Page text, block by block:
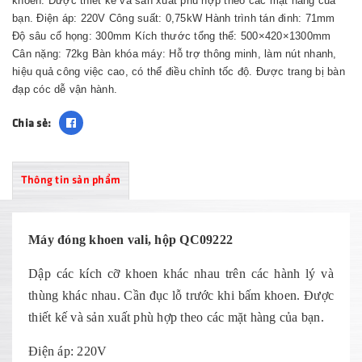
bạn. Điện áp: 220V Công suất: 0,75kW Hành trình tán đinh: 71mm
Độ sâu cổ họng: 300mm Kích thước tổng thể: 500×420×1300mm
Cân nặng: 72kg Bàn khóa máy: Hỗ trợ thông minh, làm nút nhanh,
hiệu quả công việc cao, có thể điều chỉnh tốc độ. Được trang bị bàn
đạp cóc dễ vận hành.
Chia sẻ:
Thông tin sản phẩm
Máy đóng khoen vali, hộp QC09222
Dập các kích cỡ khoen khác nhau trên các hành lý và
thùng khác nhau. Cần đục lỗ trước khi bấm khoen. Được
thiết kế và sản xuất phù hợp theo các mặt hàng của bạn.
Điện áp: 220V